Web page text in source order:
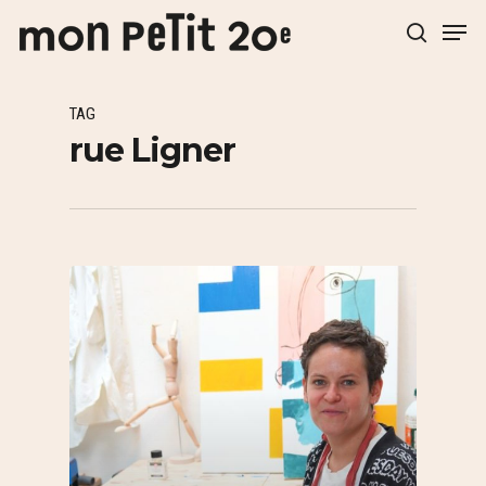
Hit enter to search or ESC to close
TAG
rue Ligner